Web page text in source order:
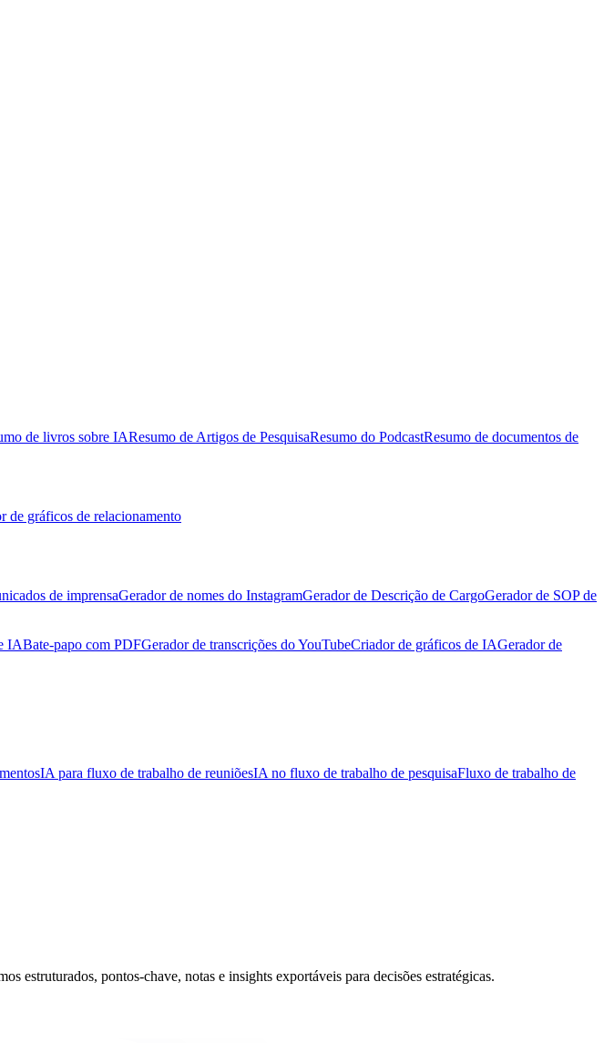
de livros sobre IAResumo de Artigos de PesquisaResumo do PodcastResumo de documentos de
de gráficos de relacionamento
de imprensaGerador de nomes do InstagramGerador de Descrição de CargoGerador de SOP de
IABate-papo com PDFGerador de transcrições do YouTubeCriador de gráficos de IAGerador de
IA para fluxo de trabalho de reuniõesIA no fluxo de trabalho de pesquisaFluxo de trabalho de
estruturados, pontos-chave, notas e insights exportáveis para decisões estratégicas.